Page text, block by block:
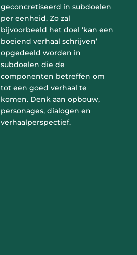
geconcretiseerd in subdoelen
per eenheid. Zo zal
bijvoorbeeld het doel ‘kan een
boeiend verhaal schrijven’
opgedeeld worden in
subdoelen die de
componenten betreffen om
tot een goed verhaal te
komen. Denk aan opbouw,
personages, dialogen en
verhaalperspectief.